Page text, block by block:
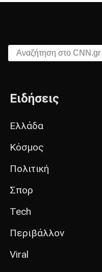
Αναζήτηση στο CNN.gr
Ειδήσεις
Ελλάδα
Κόσμος
Πολιτική
Σπορ
Tech
Περιβάλλον
Viral